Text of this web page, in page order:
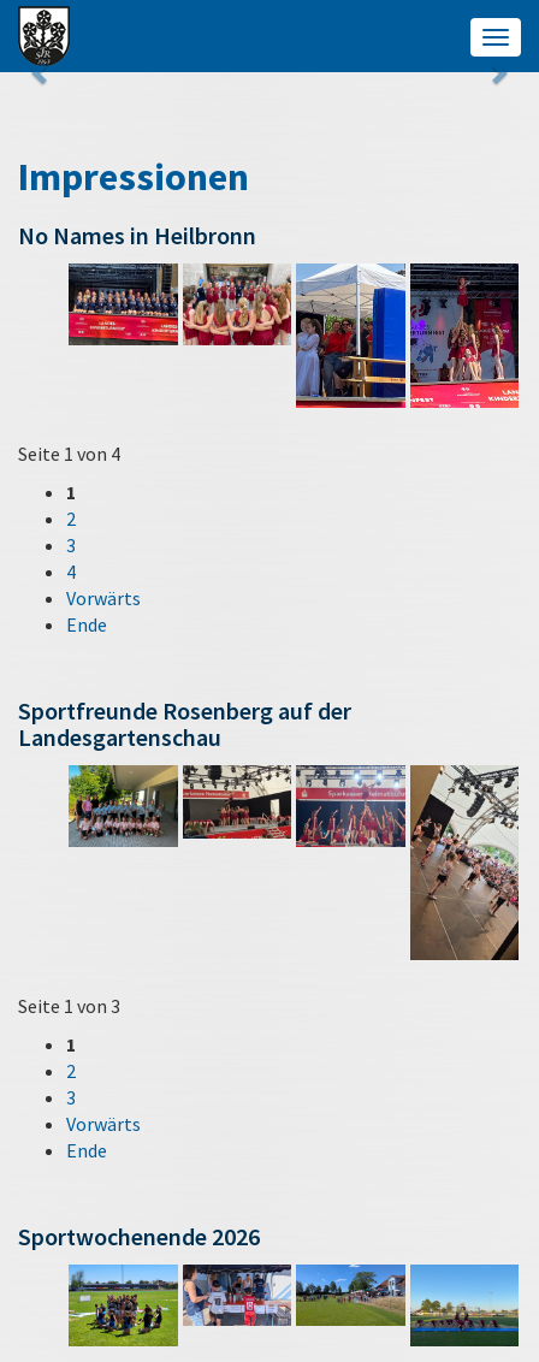
Impressionen
No Names in Heilbronn
Seite 1 von 4
1
2
3
4
Vorwärts
Ende
Sportfreunde Rosenberg auf der
Landesgartenschau
Seite 1 von 3
1
2
3
Vorwärts
Ende
Sportwochenende 2026